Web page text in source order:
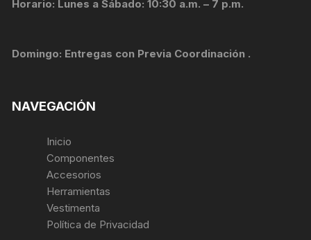
Horario: Lunes a Sábado: 10:30 a.m. – 7 p.m.
Domingo: Entregas con Previa Coordinación .
NAVEGACIÓN
Inicio
Componentes
Accesorios
Herramientas
Vestimenta
Política de Privacidad